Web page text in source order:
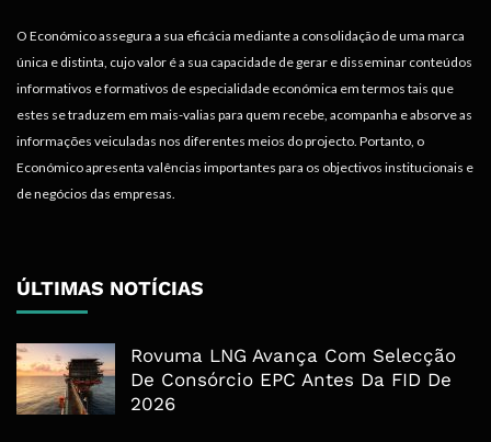
O Económico assegura a sua eficácia mediante a consolidação de uma marca
única e distinta, cujo valor é a sua capacidade de gerar e disseminar conteúdos
informativos e formativos de especialidade económica em termos tais que
estes se traduzem em mais-valias para quem recebe, acompanha e absorve as
informações veiculadas nos diferentes meios do projecto. Portanto, o
Económico apresenta valências importantes para os objectivos institucionais e
de negócios das empresas.
ÚLTIMAS NOTÍCIAS
Rovuma LNG Avança Com Selecção
De Consórcio EPC Antes Da FID De
2026